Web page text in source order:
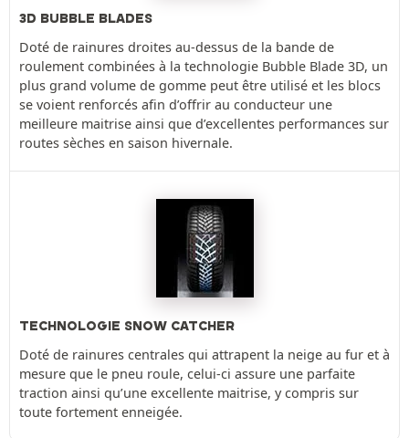
3D BUBBLE BLADES
Doté de rainures droites au-dessus de la bande de
roulement combinées à la technologie Bubble Blade 3D, un
plus grand volume de gomme peut être utilisé et les blocs
se voient renforcés afin d’offrir au conducteur une
meilleure maitrise ainsi que d’excellentes performances sur
routes sèches en saison hivernale.
TECHNOLOGIE SNOW CATCHER
Doté de rainures centrales qui attrapent la neige au fur et à
mesure que le pneu roule, celui-ci assure une parfaite
traction ainsi qu’une excellente maitrise, y compris sur
toute fortement enneigée.